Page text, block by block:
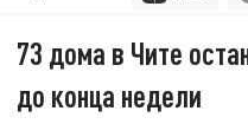
73 дома в Чите
до конца недели